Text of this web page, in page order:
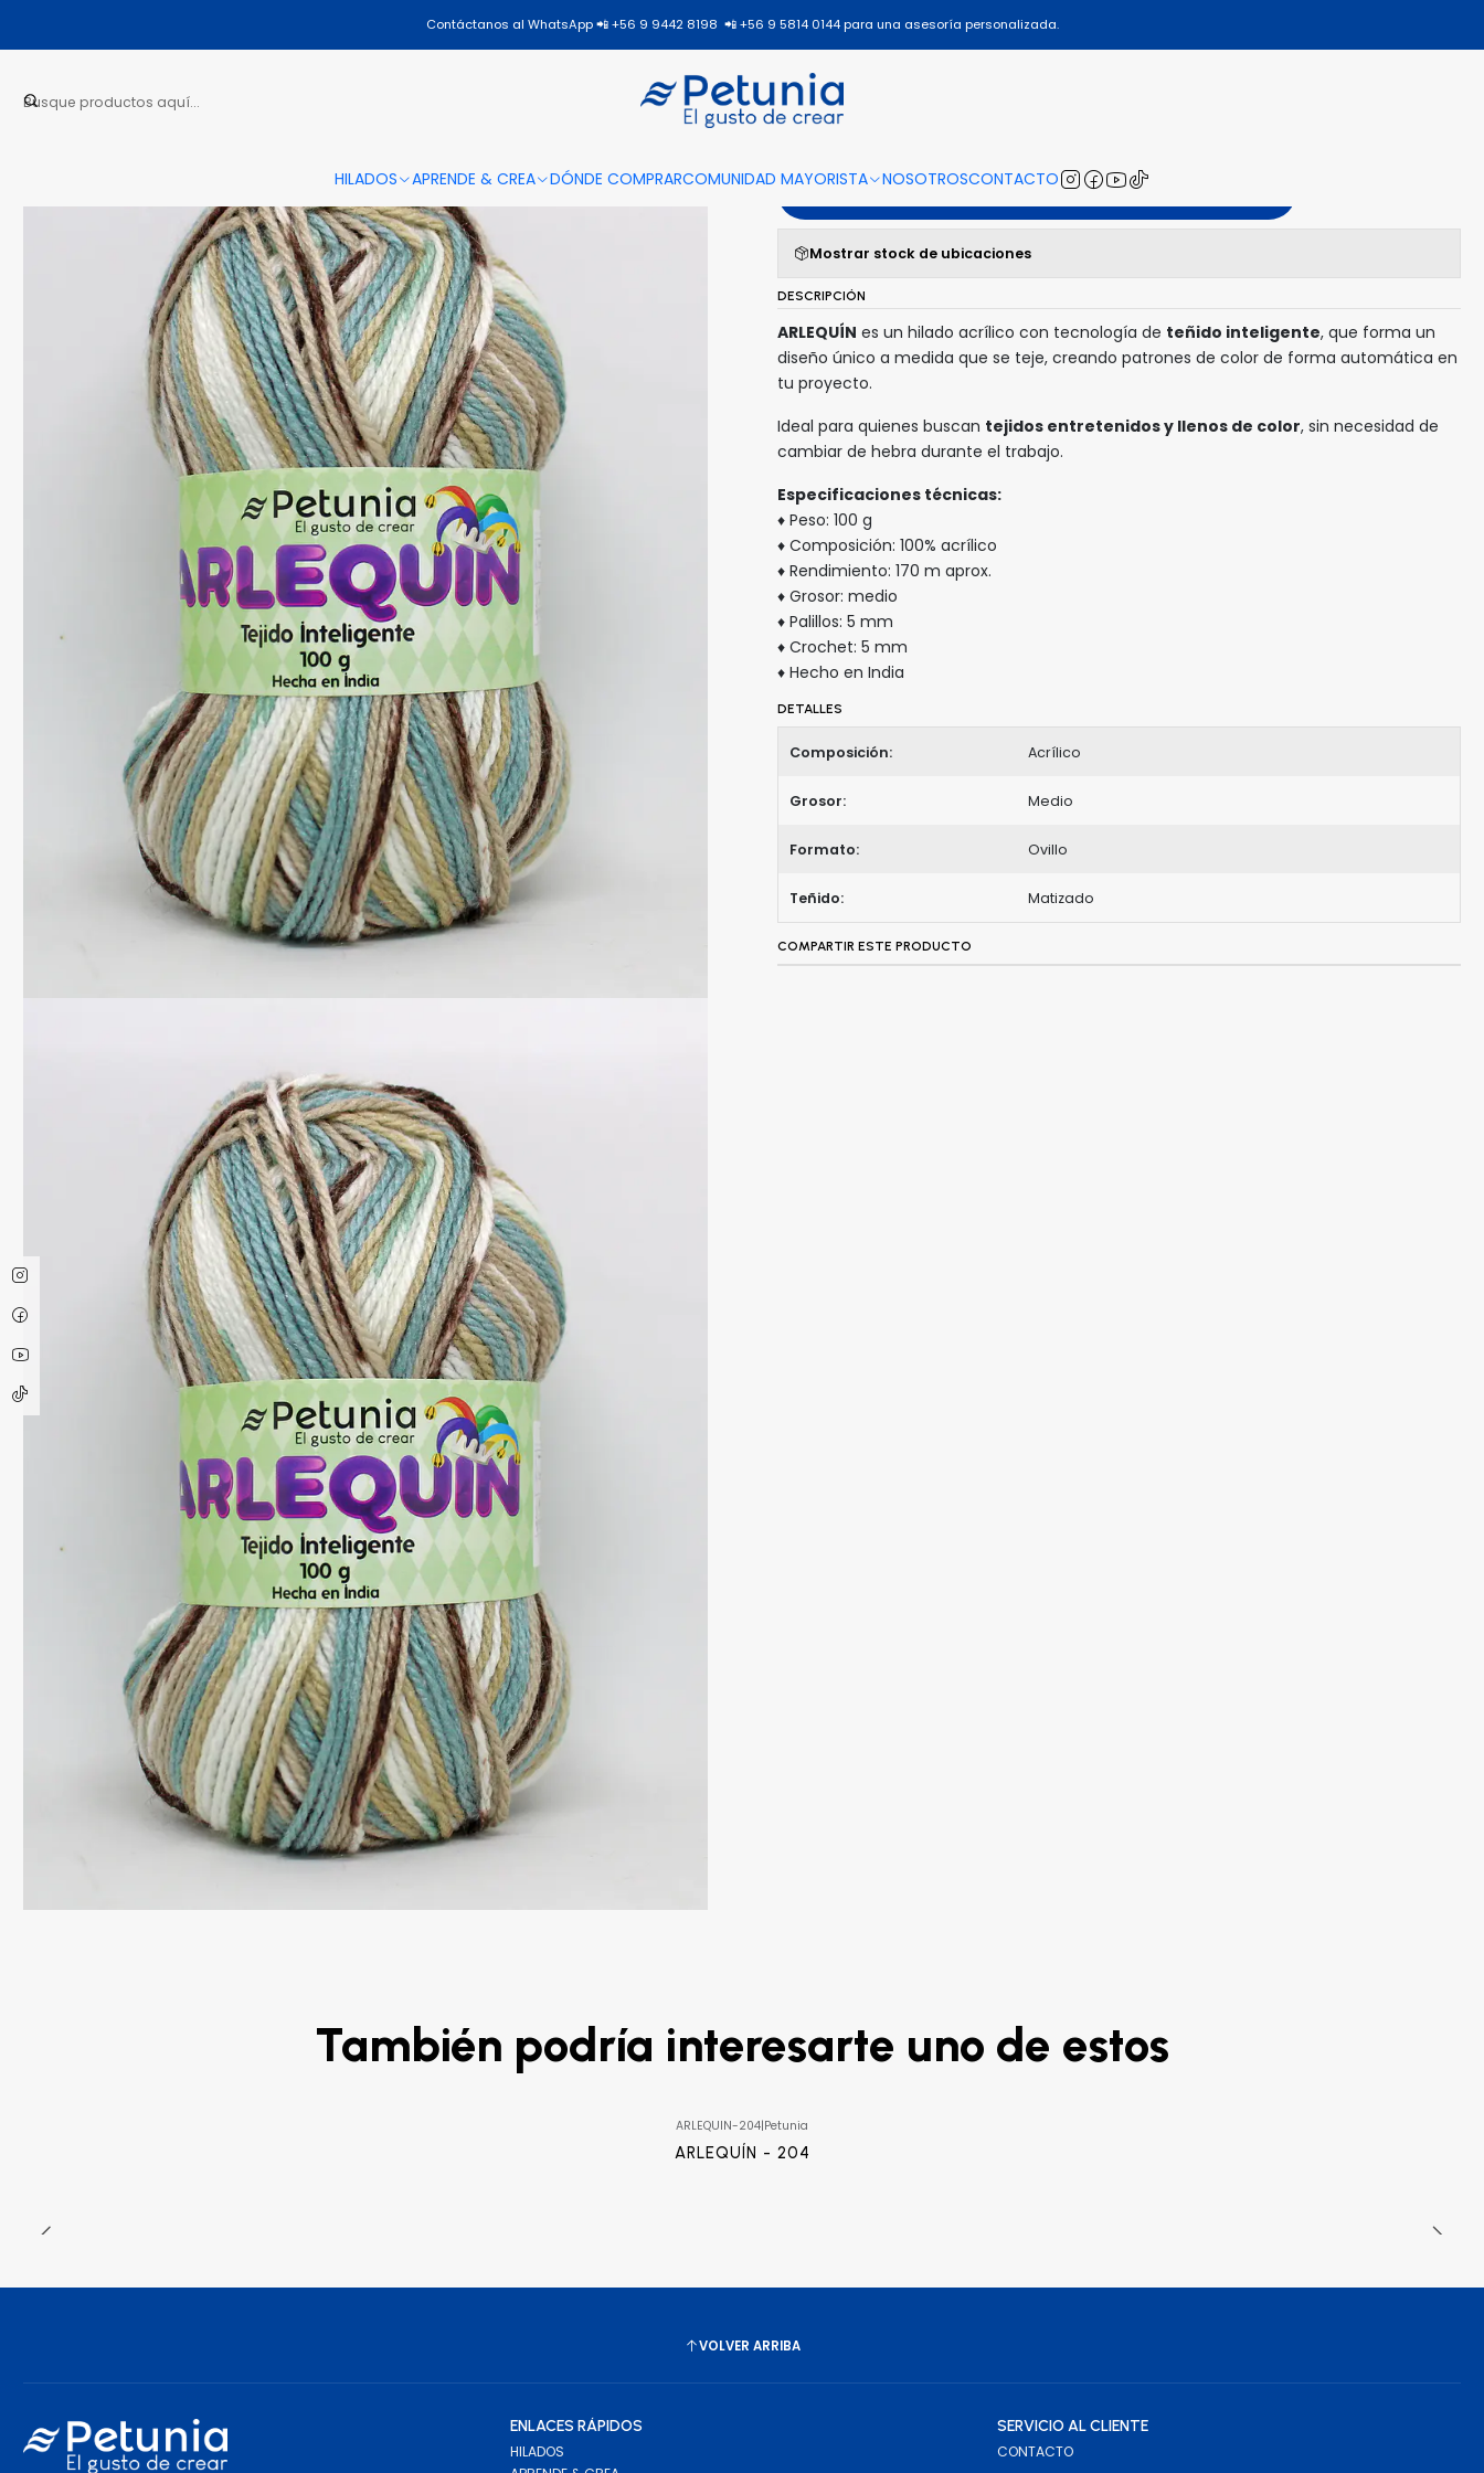
HILADOS APRENDE & CREA DÓNDE COMPRARCOMUNIDAD MAYORISTA NOSOTROSCONTACTO
Contáctanos al WhatsApp 📲 +56 9 9442 8198 📲 +56 9 5814 0144 para una asesoría personalizada.
Inicio Todos los productos ARLEQUIN ARLEQUÍN - 205
ARLEQUÍN - 205
Agregar al Carro
Mostrar stock de ubicaciones
DESCRIPCIÓN
ARLEQUÍN es un hilado acrílico con tecnología de teñido inteligente, que forma un
diseño único a medida que se teje, creando patrones de color de forma automática en
tu proyecto.
Ideal para quienes buscan tejidos entretenidos y llenos de color, sin necesidad de
cambiar de hebra durante el trabajo.
Especificaciones técnicas:
♦ Peso: 100 g
♦ Composición: 100% acrílico
♦ Rendimiento: 170 m aprox.
♦ Grosor: medio
♦ Palillos: 5 mm
♦ Crochet: 5 mm
♦ Hecho en India
DETALLES
Composición: Acrílico
Grosor: Medio
Formato: Ovillo
Teñido: Matizado
COMPARTIR ESTE PRODUCTO
También podría interesarte uno de estos
ARLEQUIN-204|Petunia
ARLEQUÍN - 204
VOLVER ARRIBA
ENLACES RÁPIDOS
HILADOS
SERVICIO AL CLIENTE
CONTACTO